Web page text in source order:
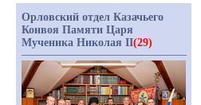
Орловский отдел Казачьего
Конвоя Памяти Царя
Мученика Николая II(29)